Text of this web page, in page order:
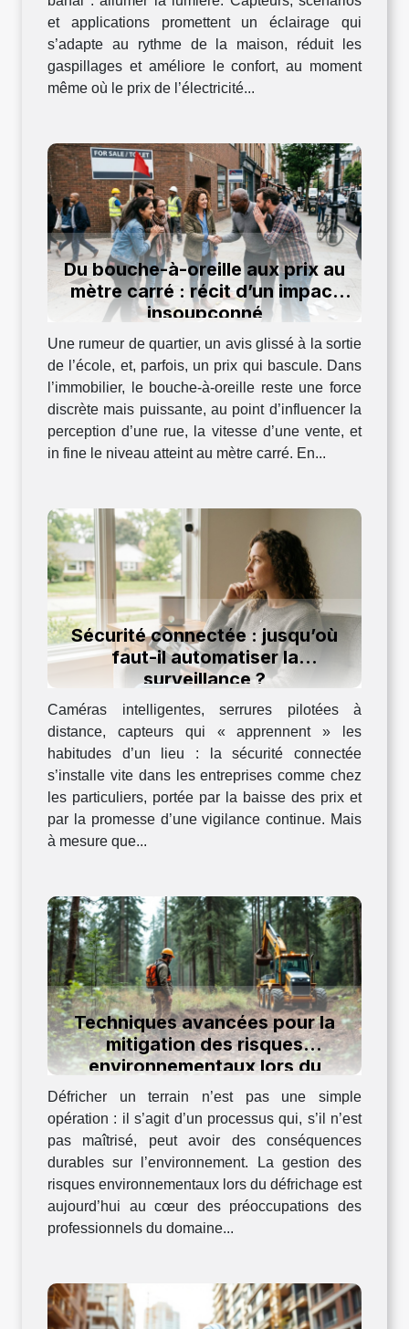
et applications promettent un éclairage qui
s’adapte au rythme de la maison, réduit les
gaspillages et améliore le confort, au moment
même où le prix de l’électricité...
Du bouche-à-oreille aux prix au
mètre carré : récit d’un impact
insoupçonné
Une rumeur de quartier, un avis glissé à la sortie
de l’école, et, parfois, un prix qui bascule. Dans
l’immobilier, le bouche-à-oreille reste une force
discrète mais puissante, au point d’influencer la
perception d’une rue, la vitesse d’une vente, et
in fine le niveau atteint au mètre carré. En...
Sécurité connectée : jusqu’où
faut-il automatiser la
surveillance ?
Caméras intelligentes, serrures pilotées à
distance, capteurs qui « apprennent » les
habitudes d’un lieu : la sécurité connectée
s’installe vite dans les entreprises comme chez
les particuliers, portée par la baisse des prix et
par la promesse d’une vigilance continue. Mais
à mesure que...
Techniques avancées pour la
mitigation des risques
environnementaux lors du
défrichage
Défricher un terrain n’est pas une simple
opération : il s’agit d’un processus qui, s’il n’est
pas maîtrisé, peut avoir des conséquences
durables sur l’environnement. La gestion des
risques environnementaux lors du défrichage est
aujourd’hui au cœur des préoccupations des
professionnels du domaine...